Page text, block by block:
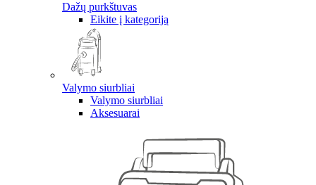
Dažų purkštuvas
Eikite į kategoriją
Valymo siurbliai
Valymo siurbliai
Aksesuarai